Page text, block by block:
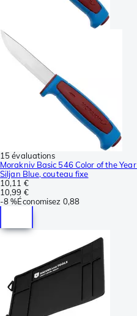
15 évaluations
Morakniv Basic 546 Color of the
Siljan Blue, couteau fixe
10,11 €
10,99 €
-8 %Économisez 0,88